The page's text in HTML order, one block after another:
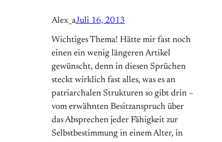
Alex_aJuli 16, 2013
Wichtiges Thema! Hätte mir fast noch
einen ein wenig längeren Artikel
gewünscht, denn in diesen Sprüchen
steckt wirklich fast alles, was es an
patriarchalen Strukturen so gibt drin –
vom erwähnten Besitzanspruch über
das Absprechen jeder Fähigkeit zur
Selbstbestimmung in einem Alter, in